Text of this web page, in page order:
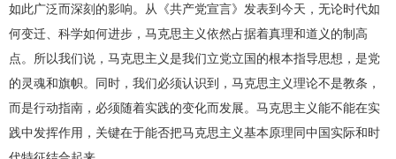
如此广泛而深刻的影响。从《共产党宣言》发表到今天，无论时代如
何变迁、科学如何进步，马克思主义依然占据着真理和道义的制高
点。所以我们说，马克思主义是我们立党立国的根本指导思想，是党
的灵魂和旗帜。同时，我们必须认识到，马克思主义理论不是教条，
而是行动指南，必须随着实践的变化而发展。马克思主义能不能在实
践中发挥作用，关键在于能否把马克思主义基本原理同中国实际和时